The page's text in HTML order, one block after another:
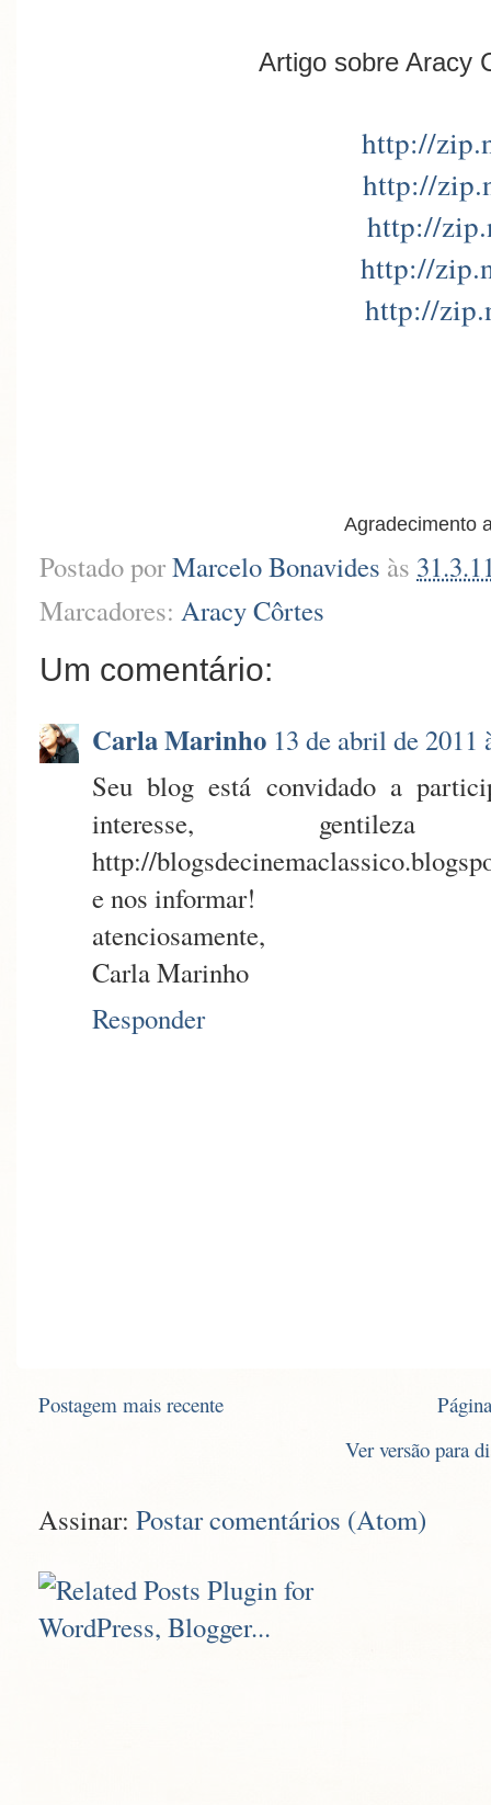
Artigo sobre Aracy
http://
http://
http://
http://
http://
Agradecimento
Postado porMarcelo Bonavides às
Marcadores: Aracy Côrtes
Um comentário:
Carla Marinho 13 de abril de 2011
Seu blog está convidado a
interesse,
http://
e nos informar!
atenciosamente,
Carla Marinho
Responder
Postagem mais recente
Ver versão para
Assinar: Postar comentários (Atom)